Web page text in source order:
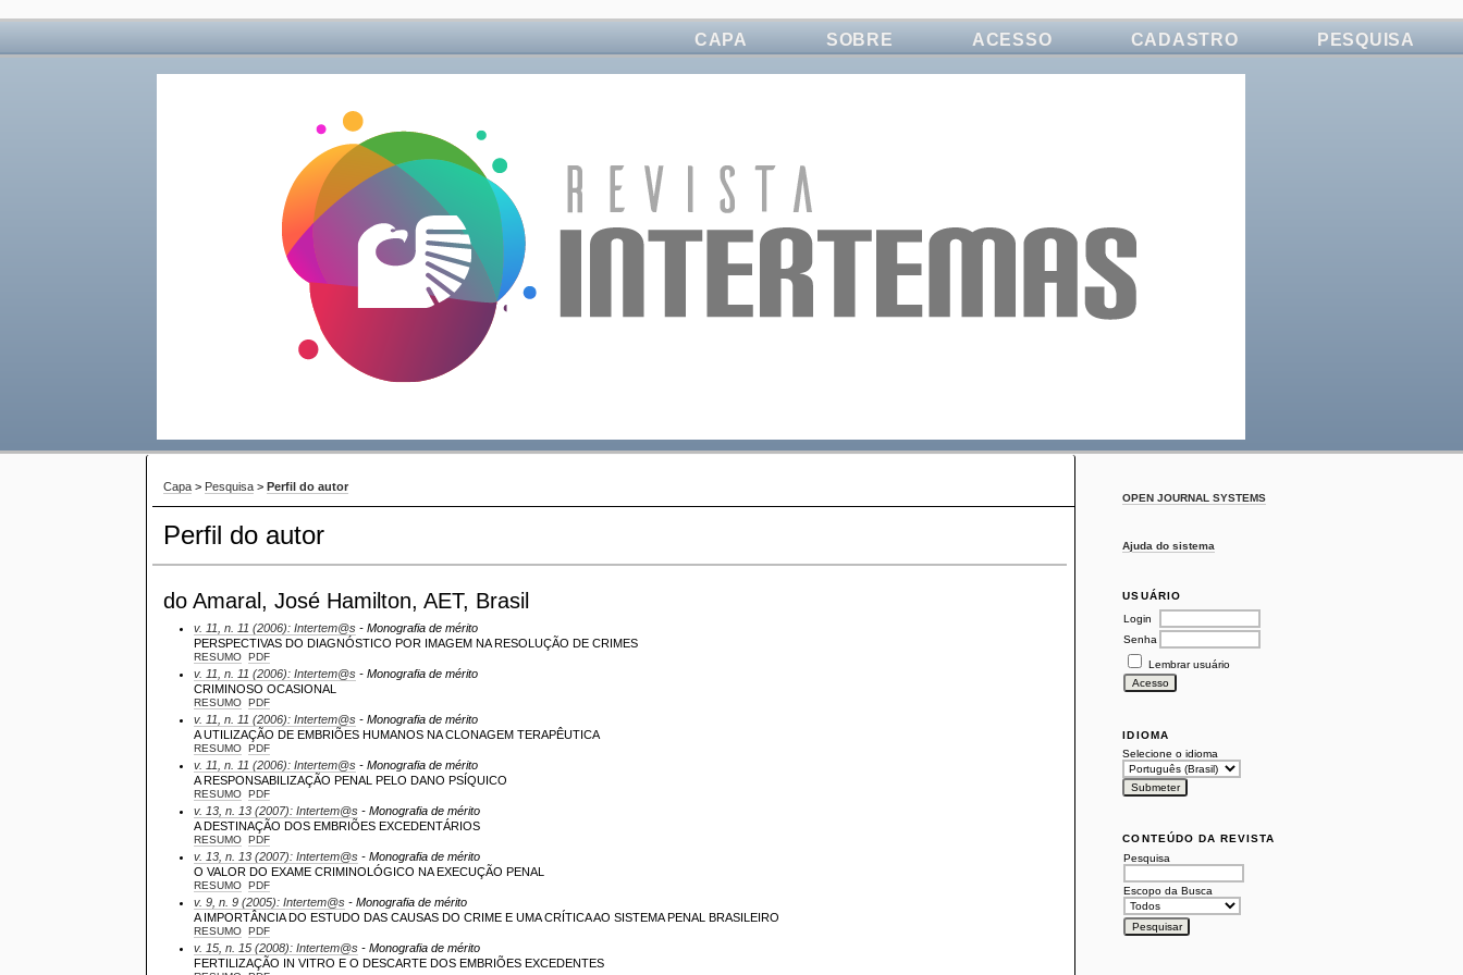
OPEN JOURNAL SYSTEMS
Ajuda do sistema
USUÁRIO
Login
Senha
Lembrar usuário
IDIOMA
Selecione o idioma
CONTEÚDO DA REVISTA
Pesquisa
Escopo da Busca
CAPA SOBRE ACESSO CADASTRO PESQUISA
Capa > Pesquisa >Perfil do autor
Perfil do autor
do Amaral, José Hamilton, AET, Brasil
v. 11, n. 11 (2006): Intertem@s - Monografia de mérito
PERSPECTIVAS DO DIAGNÓSTICO POR IMAGEM NA RESOLUÇÃO DE CRIMES
RESUMO PDF
v. 11, n. 11 (2006): Intertem@s - Monografia de mérito
CRIMINOSO OCASIONAL
RESUMO PDF
v. 11, n. 11 (2006): Intertem@s - Monografia de mérito
A UTILIZAÇÃO DE EMBRIÕES HUMANOS NA CLONAGEM TERAPÊUTICA
RESUMO PDF
v. 11, n. 11 (2006): Intertem@s - Monografia de mérito
A RESPONSABILIZAÇÃO PENAL PELO DANO PSÍQUICO
RESUMO PDF
v. 13, n. 13 (2007): Intertem@s - Monografia de mérito
A DESTINAÇÃO DOS EMBRIÕES EXCEDENTÁRIOS
RESUMO PDF
v. 13, n. 13 (2007): Intertem@s - Monografia de mérito
O VALOR DO EXAME CRIMINOLÓGICO NA EXECUÇÃO PENAL
RESUMO PDF
v. 9, n. 9 (2005): Intertem@s - Monografia de mérito
A IMPORTÂNCIA DO ESTUDO DAS CAUSAS DO CRIME E UMA CRÍTICA AO SISTEMA PENAL BRASILEIRO
RESUMO PDF
v. 15, n. 15 (2008): Intertem@s - Monografia de mérito
FERTILIZAÇÃO IN VITRO E O DESCARTE DOS EMBRIÕES EXCEDENTES